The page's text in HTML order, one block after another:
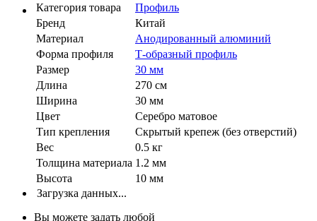
Категория товара
Профиль
Бренд
Китай
Материал
Анодированный алюминий
Форма профиля
Т-образный профиль
Размер
30 мм
Длина
270 см
Ширина
30 мм
Цвет
Серебро матовое
Тип крепления
Скрытый крепеж (без отверстий)
Вес
0.5 кг
Толщина материала 1.2 мм
Высота
10 мм
Загрузка данных...
Вы можете задать любой